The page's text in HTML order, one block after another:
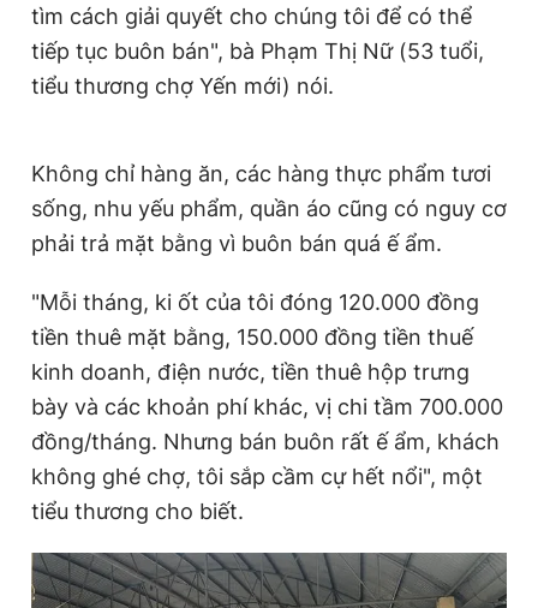
tìm cách giải quyết cho chúng tôi để có thể
tiếp tục buôn bán", bà Phạm Thị Nữ (53 tuổi,
tiểu thương chợ Yến mới) nói.
Không chỉ hàng ăn, các hàng thực phẩm tươi
sống, nhu yếu phẩm, quần áo cũng có nguy cơ
phải trả mặt bằng vì buôn bán quá ế ẩm.
"Mỗi tháng, ki ốt của tôi đóng 120.000 đồng
tiền thuê mặt bằng, 150.000 đồng tiền thuế
kinh doanh, điện nước, tiền thuê hộp trưng
bày và các khoản phí khác, vị chi tầm 700.000
đồng/tháng. Nhưng bán buôn rất ế ẩm, khách
không ghé chợ, tôi sắp cầm cự hết nổi", một
tiểu thương cho biết.